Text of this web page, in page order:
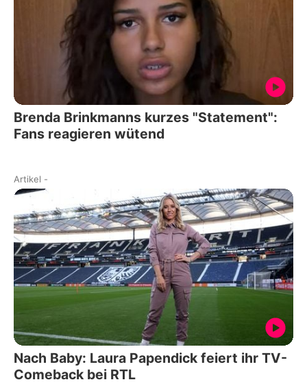
Brenda Brinkmanns kurzes "Statement":
Fans reagieren wütend
Artikel -
Nach Baby: Laura Papendick feiert ihr TV-
Comeback bei RTL